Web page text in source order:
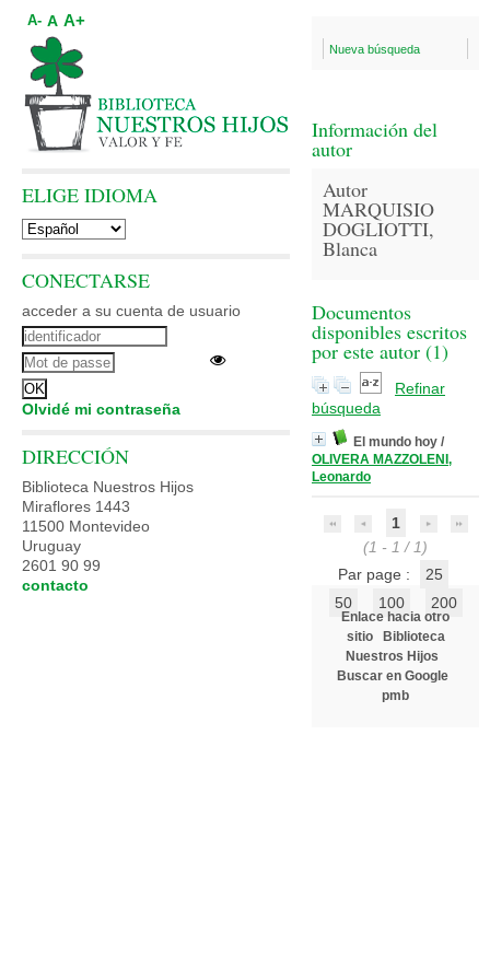
Nueva búsqueda
Información del
autor
Autor
MARQUISIO
DOGLIOTTI,
Blanca
Documentos
disponibles escritos
por este autor (1)
Refinar
búsqueda
El mundo hoy /
OLIVERA MAZZOLENI,
Leonardo
1
(1 - 1 / 1)
Par page :
25
50
100 200
Enlace hacia otro
sitio
Biblioteca
Nuestros Hijos
Buscar en Google
pmb
A- A A+
ELIGE IDIOMA
CONECTARSE
acceder a su cuenta de usuario
Olvidé mi contraseña
DIRECCIÓN
Biblioteca Nuestros Hijos
Miraflores 1443
11500 Montevideo
Uruguay
2601 90 99
contacto